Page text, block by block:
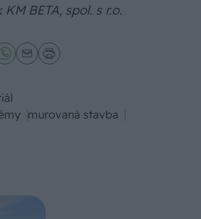
BETA, spol. s r.o.
murovaná stavba